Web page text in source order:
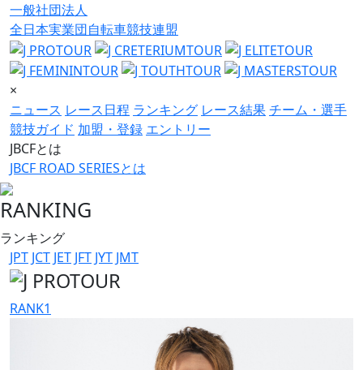
一般社団法人
全日本実業団自転車競技連盟
×
ニュース レース日程 ランキング レース結果チーム・選手
競技ガイド 加盟・登録 エントリー
JBCFとは
JBCF ROAD SERIESとは
RANKING
ランキング
JPT JCT JET JFT JYT JMT
RANK1